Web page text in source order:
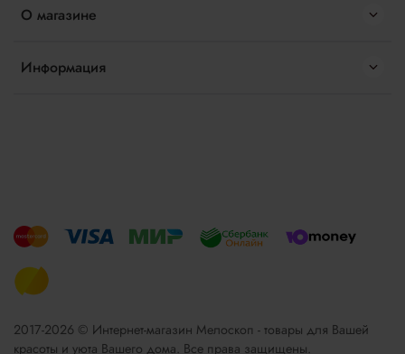
О магазине
Информация
2017-2026 © Интернет-магазин Мелоскоп - товары для Вашей
красоты и уюта Вашего дома. Все права защищены.